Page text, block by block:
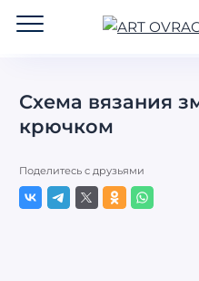
Схема вязания
крючком
Поделитесь с друзьями